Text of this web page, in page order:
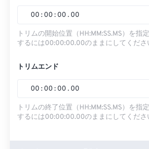
00 : 00 : 00 . 00
トリムの開始位置（HH:MM:SS.MS）を指
するには00:00:00.00のままにしてくださ
トリムエンド
00 : 00 : 00 . 00
トリムの終了位置（HH:MM:SS.MS）を指
するには00:00:00.00のままにしてくださ